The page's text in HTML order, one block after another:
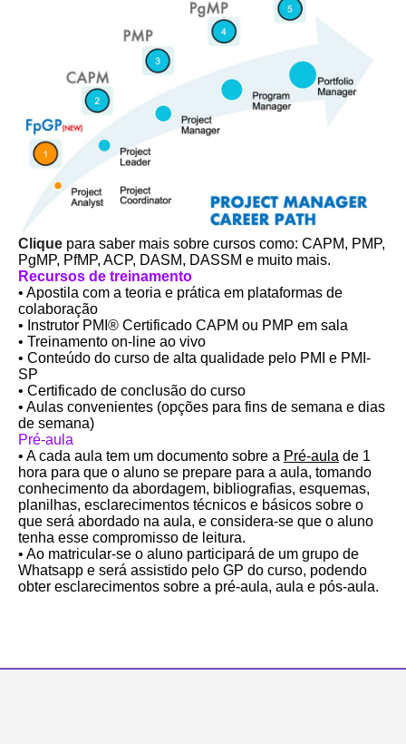
Clique para saber mais sobre cursos como: CAPM, PMP,
PgMP, PfMP, ACP, DASM, DASSM e muito mais.
Recursos de treinamento
• Apostila com a teoria e prática em plataformas de
colaboração
• Instrutor PMI®️ Certificado CAPM ou PMP em sala
• Treinamento on-line ao vivo
• Conteúdo do curso de alta qualidade pelo PMI e PMI-
SP
• Certificado de conclusão do curso
• Aulas convenientes (opções para fins de semana e dias
de semana)
Pré-aula
• A cada aula tem um documento sobre a Pré-aula de 1
hora para que o aluno se prepare para a aula, tomando
conhecimento da abordagem, bibliografias, esquemas,
planilhas, esclarecimentos técnicos e básicos sobre o
que será abordado na aula, e considera-se que o aluno
tenha esse compromisso de leitura.
• Ao matricular-se o aluno participará de um grupo de
Whatsapp e será assistido pelo GP do curso, podendo
obter esclarecimentos sobre a pré-aula, aula e pós-aula.